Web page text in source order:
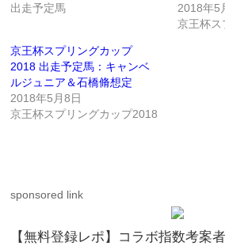
出走予定馬
2018年5
京王杯
京王杯スプリングカップ
2018 出走予定馬：キャンベ
ルジュニア＆石橋脩想定
2018年5月8日
京王杯スプリングカップ2018
sponsored link
【無料登録レポ】コラボ指数考案